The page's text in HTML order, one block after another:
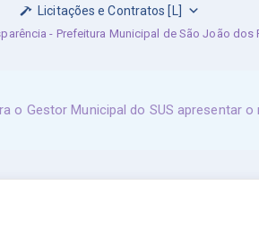
Licitações e Contratos [L]
o Gestor Municipal do SUS apresentar